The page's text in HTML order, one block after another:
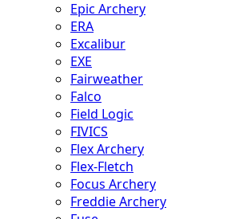
Epic Archery
ERA
Excalibur
EXE
Fairweather
Falco
Field Logic
FIVICS
Flex Archery
Flex-Fletch
Focus Archery
Freddie Archery